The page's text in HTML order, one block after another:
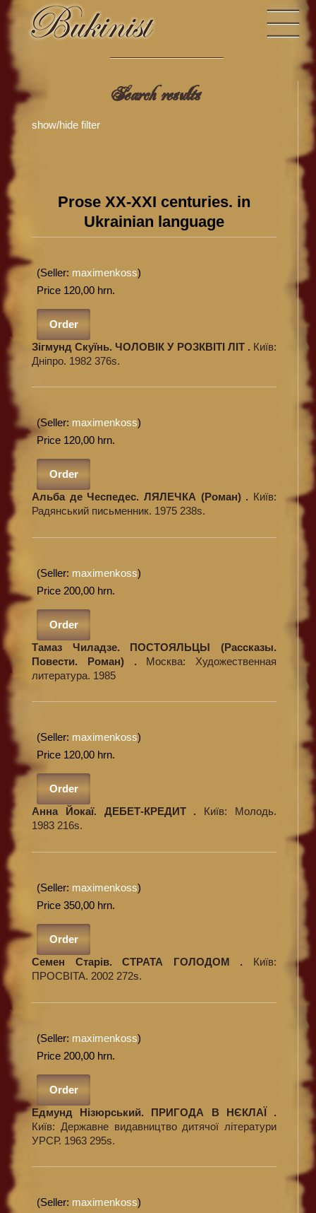
Search results
show/hide filter
Prose XX-XXI centuries. in
Ukrainian language
(Seller: maximenkoss)
Price 120,00 hrn.
Order
Зігмунд Скуїнь. ЧОЛОВІК У РОЗКВІТІ ЛІТ . Київ:
Дніпро. 1982 376s.
(Seller: maximenkoss)
Price 120,00 hrn.
Order
Альба де Чеспедес. ЛЯЛЕЧКА (Роман) . Київ:
Радянський письменник. 1975 238s.
(Seller: maximenkoss)
Price 200,00 hrn.
Order
Тамаз Чиладзе. ПОСТОЯЛЬЦЫ (Рассказы.
Повести. Роман) . Москва: Художественная
литература. 1985
(Seller: maximenkoss)
Price 120,00 hrn.
Order
Анна Йокаї. ДЕБЕТ-КРЕДИТ . Київ: Молодь.
1983 216s.
(Seller: maximenkoss)
Price 350,00 hrn.
Order
Семен Старів. СТРАТА ГОЛОДОМ . Київ:
ПРОСВІТА. 2002 272s.
(Seller: maximenkoss)
Price 200,00 hrn.
Order
Едмунд Нізюрський. ПРИГОДА В НЄКЛАЇ .
Київ: Державне видавництво дитячої літератури
УРСР. 1963 295s.
(Seller: maximenkoss)